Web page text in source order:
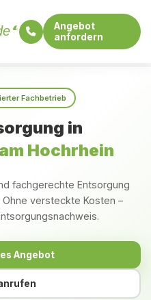
Angebot
anfordern
Fachbetrieb
in
Hochrhein
fachgerechte Entsorgung
versteckte Kosten –
Angebot